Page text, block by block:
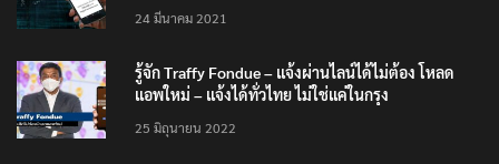
เตือนภัย SMS หลอกลวง “คุณฝากเงินสำเร็จแล้ว
24 มีนาคม 2021
รู้จัก Traffy Fondue – แจ้งผ่านไลน์ได้ไม่ต้อง โหลด
แอพใหม่ – แจ้งได้ทั่วไทย ไม่ใช่แค่ในกรุง